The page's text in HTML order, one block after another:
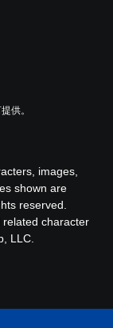
供。
images,
shown are
reserved.
character
LLC.